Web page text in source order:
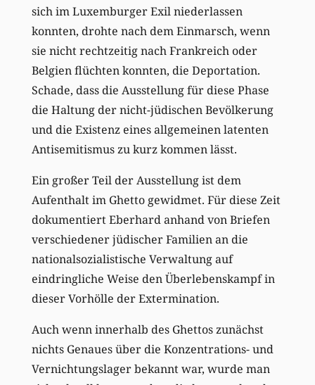
sich im Luxemburger Exil niederlassen
konnten, drohte nach dem Einmarsch, wenn
sie nicht rechtzeitig nach Frankreich oder
Belgien flüchten konnten, die Deportation.
Schade, dass die Ausstellung für diese Phase
die Haltung der nicht-jüdischen Bevölkerung
und die Existenz eines allgemeinen latenten
Antisemitismus zu kurz kommen lässt.
Ein großer Teil der Ausstellung ist dem
Aufenthalt im Ghetto gewidmet. Für diese Zeit
dokumentiert Eberhard anhand von Briefen
verschiedener jüdischer Familien an die
nationalsozialistische Verwaltung auf
eindringliche Weise den Überlebenskampf in
dieser Vorhölle der Extermination.
Auch wenn innerhalb des Ghettos zunächst
nichts Genaues über die Konzentrations- und
Vernichtungslager bekannt war, wurde man